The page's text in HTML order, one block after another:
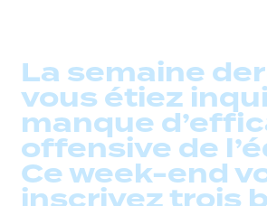
La semaine
vous étiez
manque
offensive de
Ce week-end